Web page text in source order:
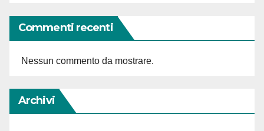
Commenti recenti
Nessun commento da mostrare.
Archivi